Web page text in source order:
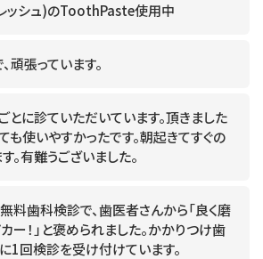
ッシュ)のToothPaste使用中
頑張っています。
とに診ていただいています。頂きました
も使いやすかったです。朝起きてすぐの
。有難うございました。
料歯科検診で、歯医者さんから「良く磨
ー！」と褒められました。かかりつけ歯
1回検診を受け付けています。